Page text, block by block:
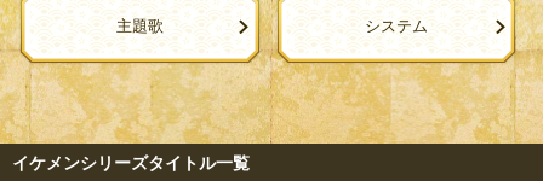
主題歌 システム
イケメンシリーズタイトル一覧